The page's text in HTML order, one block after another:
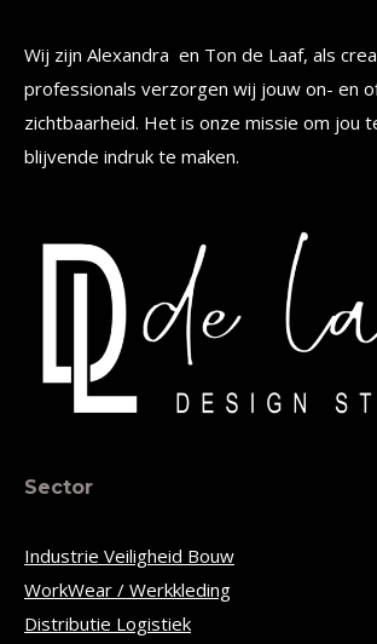
Wij zijn Alexandra en Ton de Laaf, als
professionals verzorgen wij jouw on- en
zichtbaarheid. Het is onze missie om jou
blijvende indruk te maken.
Sector
Industrie Veiligheid Bouw
WorkWear / Werkkleding
Distributie Logistiek